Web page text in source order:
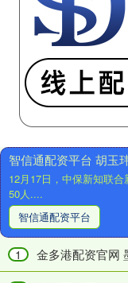
解
高
峰
来
袭：
限
售
股
上
量
测
与
选
购
指
南：
高
驱
12月17日，中保新知联
50人....
智信通配资平台
1 金多港配资官网 墨西哥佳丽